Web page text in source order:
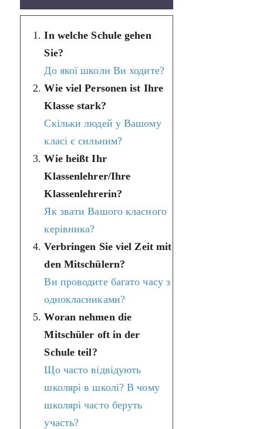
In welche Schule gehen
Sie?
До якої школи Ви ходите?
Wie viel Personen ist Ihre
Klasse stark?
Скільки людей у Вашому
класі є сильним?
Wie heißt Ihr
Klassenlehrer/Ihre
Klassenlehrerin?
Як звати Вашого класного
керівника?
Verbringen Sie viel Zeit mit
den Mitschülern?
Ви проводите багато часу з
однокласниками?
Woran nehmen die
Mitschüler oft in der
Schule teil?
Що часто відвідують
школярі в школі? В чому
школярі часто беруть
участь?